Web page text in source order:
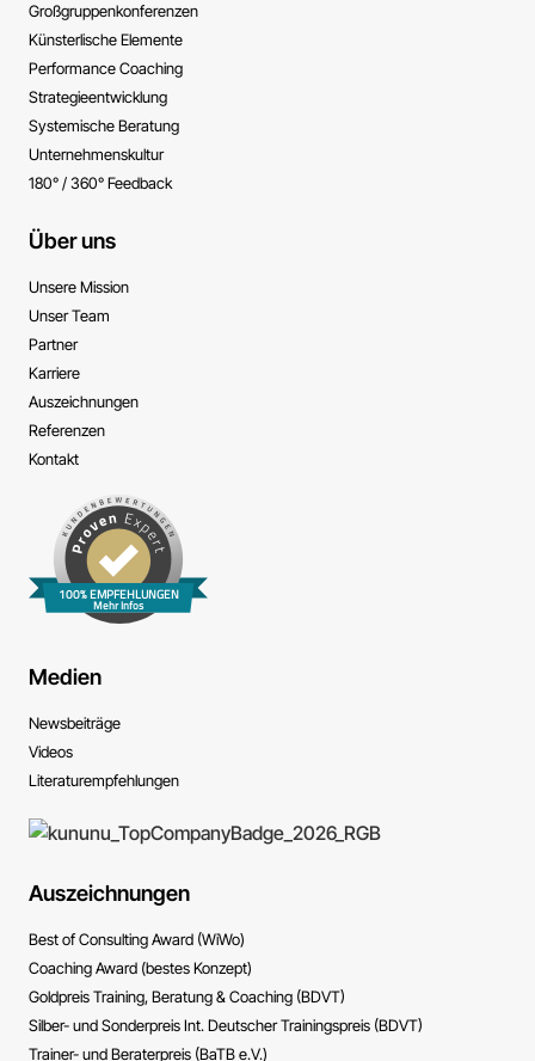
Großgruppen­konferenzen
Künsterlische ­Elemente
Performance ­Coaching
Strategie­entwicklung
Systemische ­Beratung
Unternehmens­kultur
180° / 360° Feedback
Über uns
Unsere Mission
Unser Team
Partner
Karriere
Auszeichnungen
Referenzen
Kontakt
100% EMPFEHLUNGEN
Mehr Infos
Medien
News­beiträge
Videos
Literatur­empfehlungen
Auszeichnungen
Best of Consulting Award (WiWo)
Coaching Award (bestes Konzept)
Goldpreis Training, Beratung & Coaching (BDVT)
Silber- und Sonderpreis Int. Deutscher Trainingspreis (BDVT)
Trainer- und Beraterpreis (BaTB e.V.)